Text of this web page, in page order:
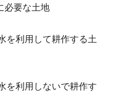
必要な土地
利用して耕作する土
利用しないで耕作す